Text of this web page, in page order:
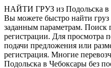
НАЙТИ ГРУЗ из Подольска в
Вы можете быстро найти
заданным параметрам. Поиск
регистрации. Для просмотра
подачи предложения или
регистрация. Многие
Подольска в Чебоксары без